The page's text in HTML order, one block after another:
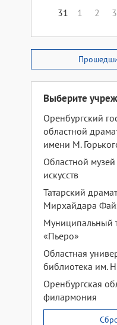
31
1 2 3
Выберите
Оренбургский
областной
имени М.
Областной
искусств
Татарский
Мирхайдара
Муниципальный
«Пьеро»
Областная
библиотека им.
Оренбургская
филармония